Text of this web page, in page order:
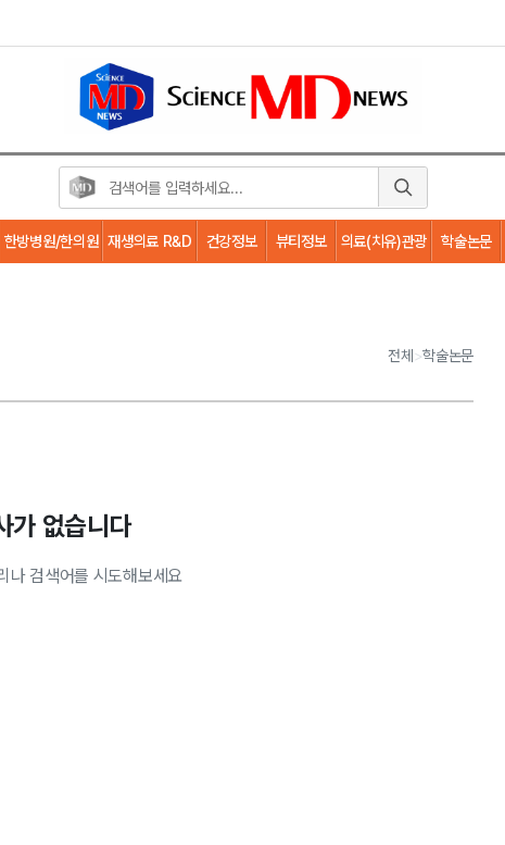
한방병원/한의원 재생의료 R&D 건강정보 뷰티정보 의료(치유)관광 학술논문
전체 >학술논문
가 없습니다
나 검색어를 시도해보세요